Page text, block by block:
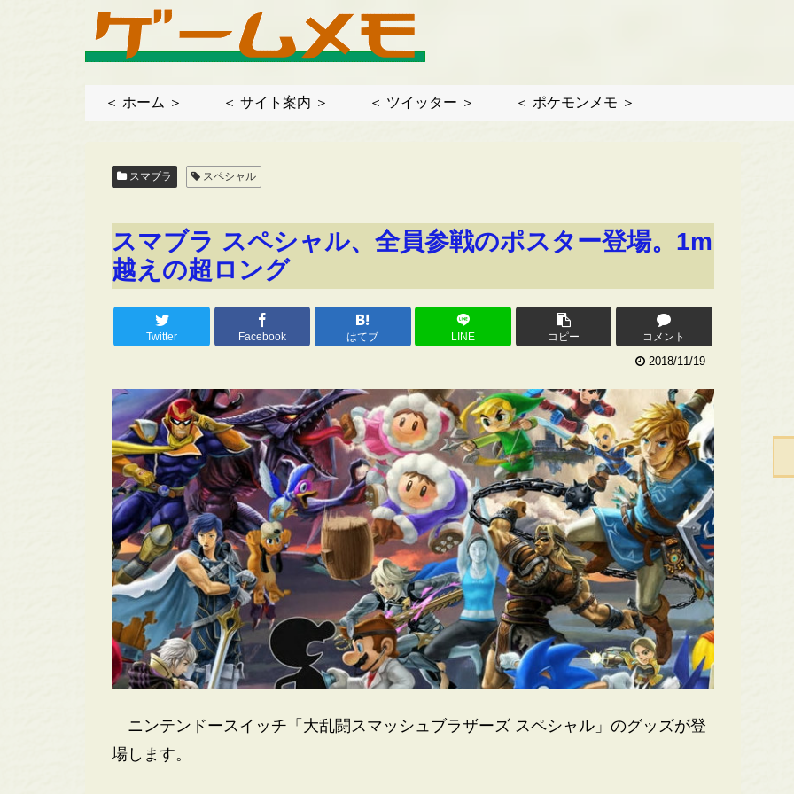
＜ ホーム ＞ ＜ サイト案内 ＞ ＜ ツイッター ＞ ＜ ポケモンメモ ＞
スマブラ スペシャル
スマブラ スペシャル、全員参戦のポスター登場。1m
越えの超ロング
Twitter Facebook はてブ LINE コピー コメント
2018/11/19
ニンテンドースイッチ「大乱闘スマッシュブラザーズ スペシャル」のグッズが登
場します。